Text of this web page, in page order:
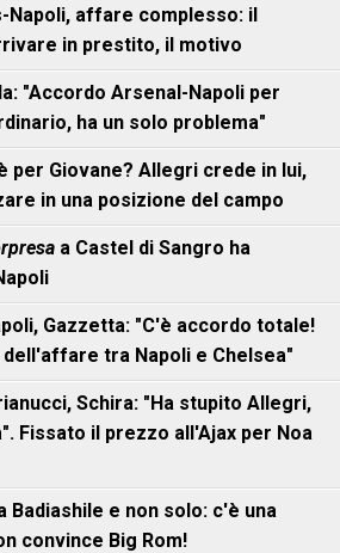
Napoli, affare complesso: il
in prestito, il motivo
"Accordo Arsenal-Napoli per
ha un solo problema"
per Giovane? Allegri crede in lui,
in una posizione del campo
a Castel di Sangro ha
Gazzetta: "C'è accordo totale!
tra Napoli e Chelsea"
Schira: "Ha stupito Allegri,
Fissato il prezzo all'Ajax per Noa
Badiashile e non solo: c'è una
convince Big Rom!